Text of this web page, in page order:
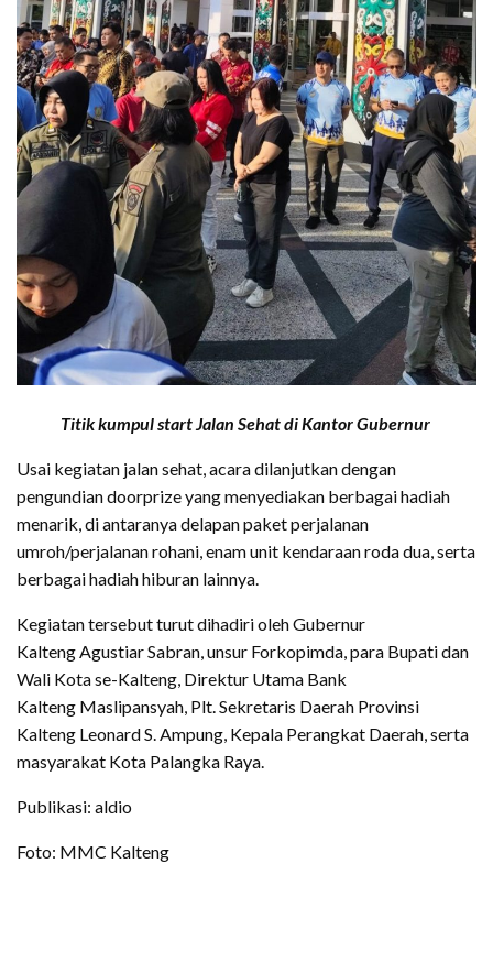
Titik kumpul start Jalan Sehat di Kantor Gubernur
Usai kegiatan jalan sehat, acara dilanjutkan dengan
pengundian doorprize yang menyediakan berbagai hadiah
menarik, di antaranya delapan paket perjalanan
umroh/perjalanan rohani, enam unit kendaraan roda dua, serta
berbagai hadiah hiburan lainnya.
Kegiatan tersebut turut dihadiri oleh Gubernur
Kalteng Agustiar Sabran, unsur Forkopimda, para Bupati dan
Wali Kota se-Kalteng, Direktur Utama Bank
Kalteng Maslipansyah, Plt. Sekretaris Daerah Provinsi
Kalteng Leonard S. Ampung, Kepala Perangkat Daerah, serta
masyarakat Kota Palangka Raya.
Publikasi: aldio
Foto: MMC Kalteng